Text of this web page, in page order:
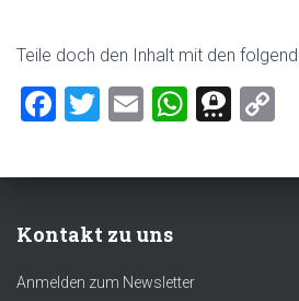
Teile doch den Inhalt mit den
F
ce
o
ok
T
tt
E
ai
W
at
p
T
ee p
Kontakt zu uns
Anmelden zum Newsletter